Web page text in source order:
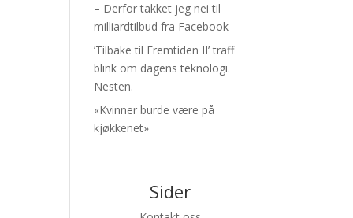
– Derfor takket jeg nei til
milliardtilbud fra Facebook
’Tilbake til Fremtiden II’ traff
blink om dagens teknologi.
Nesten.
«Kvinner burde være på
kjøkkenet»
Sider